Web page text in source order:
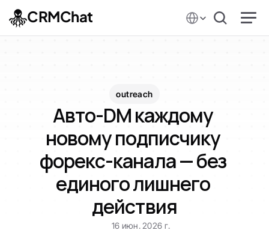
outreach
Авто-DM каждому
новому подписчику
форекс-канала — без
единого лишнего
действия
16 июн. 2026 г.
CRMChat